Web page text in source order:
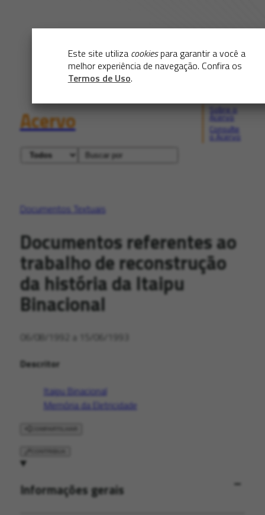
Este site utiliza cookiespara garantir a você a
melhor experiência de navegação. Confira os
Termos de Uso.
Acervo
Consulte
Documentos Textuais
Documentos referentes ao
trabalho de reconstrução
da história da Itaipu
Binacional
06/08/1992 a 15/06/1993
Descritor
Itaipu Binacional
Memória da Eletricidade
Informações gerais